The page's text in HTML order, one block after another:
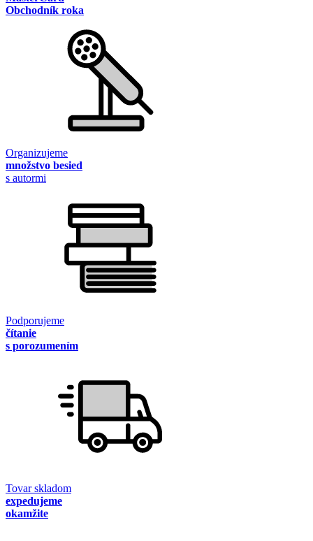
Obchodník roka
Organizujeme
množstvo besied
s autormi
Podporujeme
čítanie
s porozumením
Tovar skladom
expedujeme
okamžite